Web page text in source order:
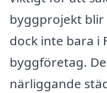
byggprojekt
dock inte bara i
byggföretag.
närliggande